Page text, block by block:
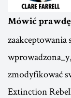
Mówić prawdę
zaakceptowania
zmodyfikować
Extinction